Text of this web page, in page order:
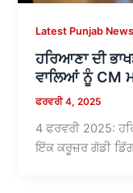
Latest Punjab
ਹਰਿਆਣਾ ਦੀ
ਵਾਲਿਆਂ ਨੂੰ CM
ਫਰਵਰੀ 4, 2025
4 ਫਰਵਰੀ 2025:
ਇੱਕ ਕਰੂਜ਼ਰ ਗੱਡੀ